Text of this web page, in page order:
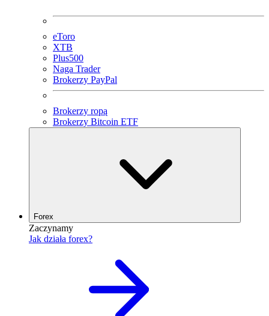
eToro
XTB
Plus500
Naga Trader
Brokerzy PayPal
Brokerzy ropą
Brokerzy Bitcoin ETF
Forex
Zaczynamy
Jak działa forex?